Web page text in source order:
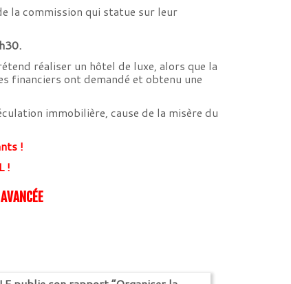
la commission qui statue sur leur
réaliser un hôtel de luxe, alors que la
financiers ont demandé et obtenu une
immobilière, cause de la misère du
!
!